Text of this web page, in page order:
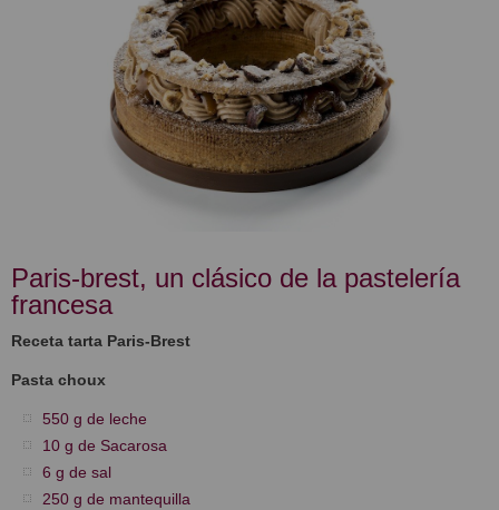
Paris-brest, un clásico de la pastelería
francesa
Receta tarta Paris-Brest
Pasta choux
550 g de leche
10 g de Sacarosa
6 g de sal
250 g de mantequilla